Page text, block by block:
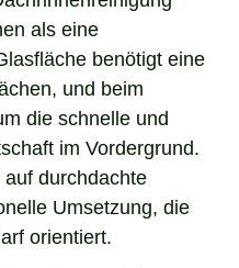
als eine
benötigt eine
und beim
die schnelle und
im Vordergrund.
durchdachte
Umsetzung, die
orientiert.